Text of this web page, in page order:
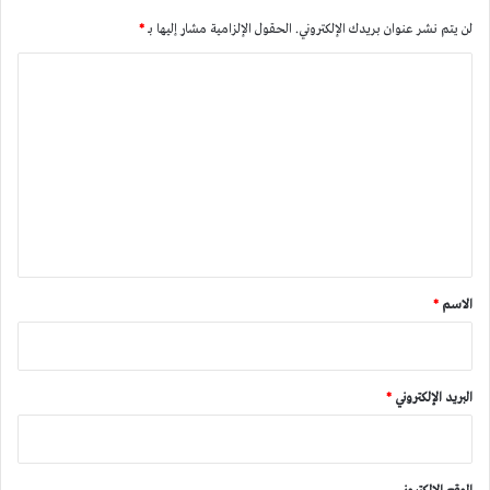
لن يتم نشر عنوان بريدك الإلكتروني. الحقول الإلزامية مشار إليها بـ*
*
الاسم *
البريد الإلكتروني *